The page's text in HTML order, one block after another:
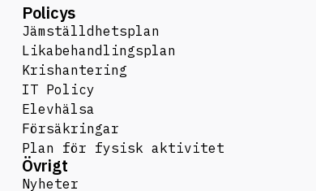
Policys
Jämställdhetsplan
Likabehandlingsplan
Krishantering
IT Policy
Elevhälsa
Försäkringar
Plan för fysisk aktivitet
Övrigt
Nyheter